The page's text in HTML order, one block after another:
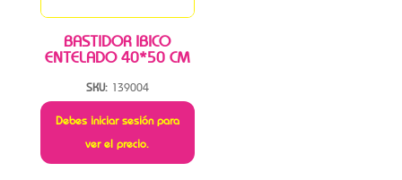
BASTIDOR IBICO
ENTELADO 40*50 CM
SKU: 139004
Debes iniciar sesión para
ver el precio.